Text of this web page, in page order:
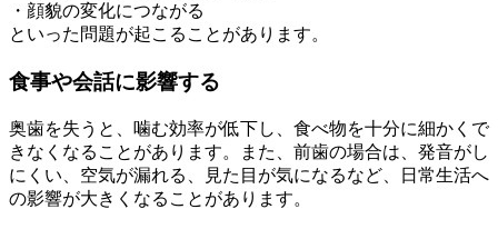
・顔貌の変化につながる
といった問題が起こることがあります。
食事や会話に影響する
奥歯を失うと、噛む効率が低下し、食べ物を十分に細かくで
きなくなることがあります。また、前歯の場合は、発音がし
にくい、空気が漏れる、見た目が気になるなど、日常生活へ
の影響が大きくなることがあります。